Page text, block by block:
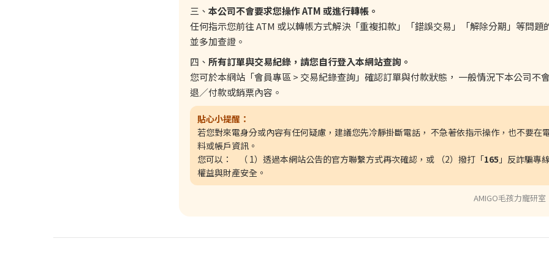
三、 本公司不會要求您操作 ATM 或進行轉帳。
任何指示您前往 ATM 或以轉帳方式解決「重複扣款」「錯誤交易」「解除分期」等問題
並多加查證。
四、 所有訂單與交易紀錄，請您自行登入本網站查詢。
您可於本網站「會員專區 > 交易紀錄查詢」確認訂單與付款狀態， 一般情況下本公司不
退／付款或銷票內容。
貼心小提醒：
若您對來電身分或內容有任何疑慮，建議您先冷靜掛斷電話， 不急著依指示操作，也不要在
料或帳戶資訊。
您可以： （ 1）透過本網站公告的官方聯繫方式再次確認，或 （2）撥打「165 」反詐騙專
權益與財產安全。
AMIGO毛孩力寵研